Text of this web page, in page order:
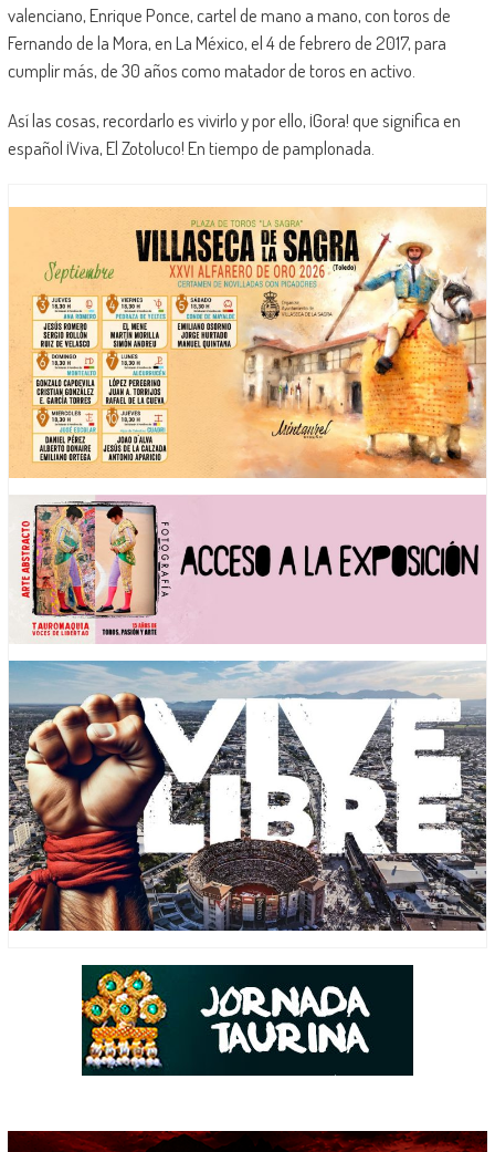
valenciano, Enrique Ponce, cartel de mano a mano, con toros de
Fernando de la Mora, en La México, el 4 de febrero de 2017, para
cumplir más, de 30 años como matador de toros en activo.
Así las cosas, recordarlo es vivirlo y por ello, ¡Gora! que significa en
español ¡Viva, El Zotoluco! En tiempo de pamplonada.